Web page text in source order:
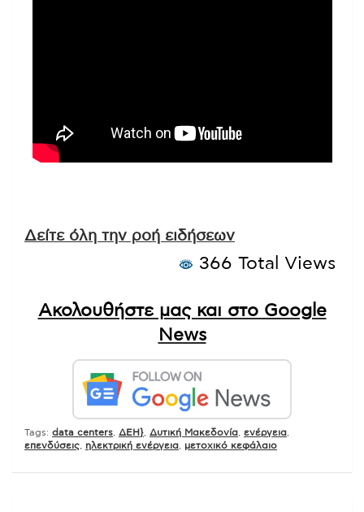
Δείτε όλη την ροή ειδήσεων
366 Total Views
Ακολουθήστε μας και στο Google
News
Tags: data centers ΔΕΗ} Δυτική Μακεδονία ενέργεια
επενδύσεις
ηλεκτρική ενέργεια μετοχικό κεφάλαιο